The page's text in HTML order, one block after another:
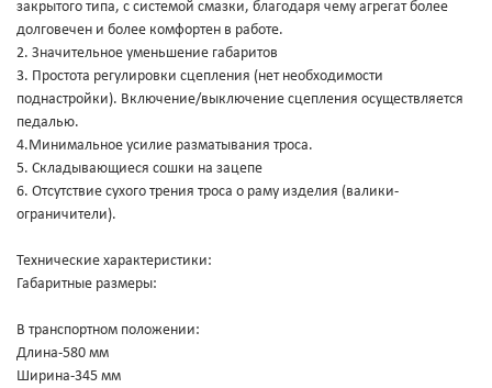
закрытого типа, с системой смазки, благодаря чему агрегат более
долговечен и более комфортен в работе.
2. Значительное уменьшение габаритов
3. Простота регулировки сцепления (нет необходимости
поднастройки). Включение/выключение сцепления осуществляется
педалью.
4.Минимальное усилие разматывания троса.
5. Складывающиеся сошки на зацепе
6. Отсутствие сухого трения троса о раму изделия (валики-
ограничители).
Технические характеристики:
Габаритные размеры:
В транспортном положении:
Длина-580 мм
Ширина-345 мм